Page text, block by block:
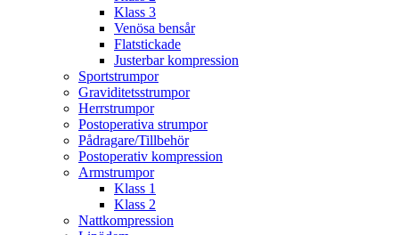
Klass 3
Venösa bensår
Flatstickade
Justerbar kompression
Sportstrumpor
Graviditetsstrumpor
Herrstrumpor
Postoperativa strumpor
Pådragare/Tillbehör
Postoperativ kompression
Armstrumpor
Klass 1
Klass 2
Nattkompression